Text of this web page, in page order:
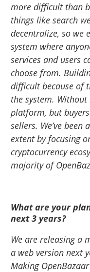
more difficult than
things like search
decentralize, so we
system where
services and users
choose from.
difficult because of
the system. Without
platform, but
sellers. We’ve
extent by focusing
cryptocurrency
majority of
What are your
next 3 years?
We are releasing a
a web version next
Making OpenBazaar